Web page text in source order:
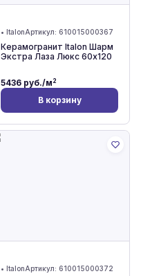
• ItalonАртикул: 610015000367
Керамогранит Italon Шарм
Экстра Лаза Люкс 60x120
5436 руб./м2
В корзину
• ItalonАртикул: 610015000372